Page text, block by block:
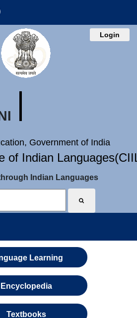
Login
Government of India
of Indian
Indian Languages
Learning
Encyclopedia
Textbooks